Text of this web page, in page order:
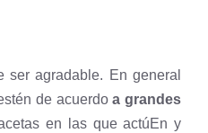
agradable. En general
de acuerdoa grandes
en las que actúEn y